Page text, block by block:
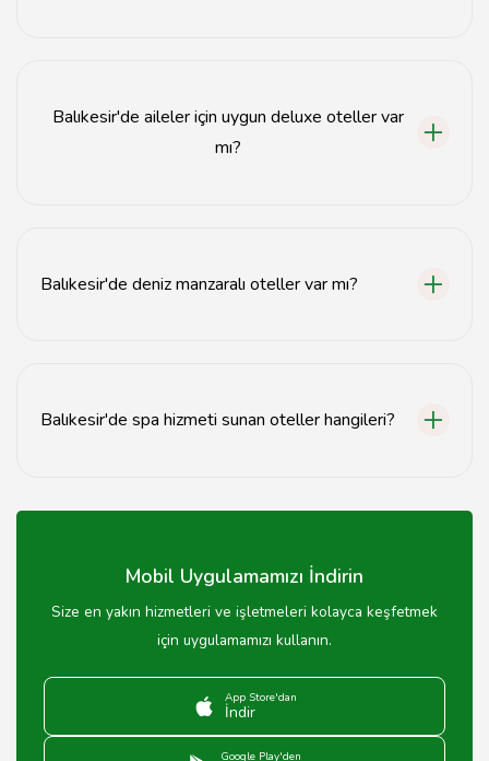
Balıkesir'de aileler için uygun deluxe oteller var
mı?
Balıkesir'de deniz manzaralı oteller var mı?
Balıkesir'de spa hizmeti sunan oteller hangileri?
popüler olanları, Edremit ve Ayvalık'taki 5 yıldızlı
Mobil Uygulamamızı İndirin
Size en yakın hizmetleri ve işletmeleri kolayca keşfetmek
için uygulamamızı kullanın.
App Store'dan
İndir
Google Play'den